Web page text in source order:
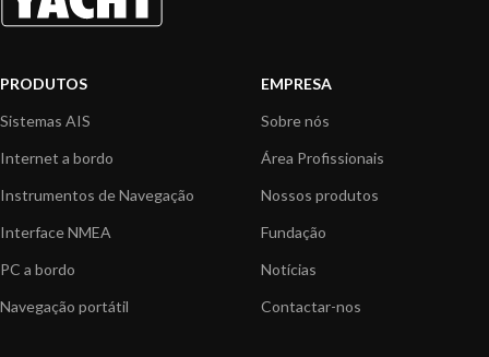
PRODUTOS
Sistemas AIS
Internet a bordo
Instrumentos de Navegação
Interface NMEA
PC a bordo
Navegação portátil
EMPRESA
Sobre nós
Área Profissionais
Nossos produtos
Fundação
Notícias
Contactar-nos